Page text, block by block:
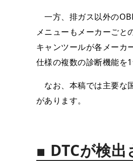
一方、排ガス以外の
メニューもメーカーごと
キャンツールが各メーカ
仕様の複数の診断機能を
なお、本稿では主要な
があります。
■ DTCが検出